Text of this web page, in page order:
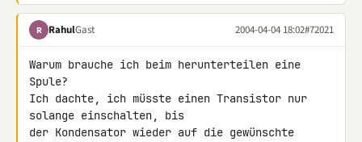
R RahulGast 2004-04-04 18:02#72021
Warum brauche ich beim herunterteilen eine
Spule?
Ich dachte, ich müsste einen Transistor nur
solange einschalten, bis
der Kondensator wieder auf die gewünschte